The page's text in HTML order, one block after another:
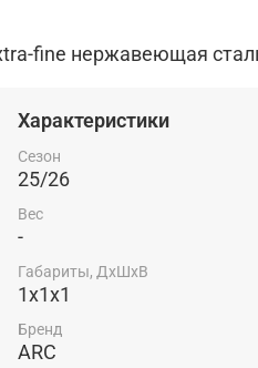
fine нержавеющая
Характеристики
Сезон
25/26
Вес
-
Габариты, ДхШхВ
1x1x1
Бренд
ARC